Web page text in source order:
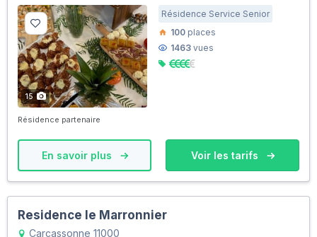
15
Résidence Service Senior
100 places
1463 vues
Résidence partenaire
En savoir plus Voir les tarifs
Residence le Marronnier
Carcassonne 11000